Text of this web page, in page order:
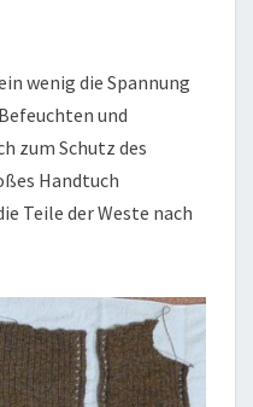
wenig die Spannung
und
zum Schutz des
Handtuch
Teile der Weste nach